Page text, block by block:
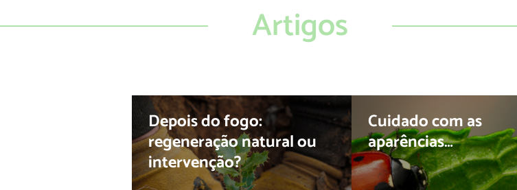
Artigos
Depois do fogo:
regeneração natural ou
intervenção?
Cuidado com as
aparências…